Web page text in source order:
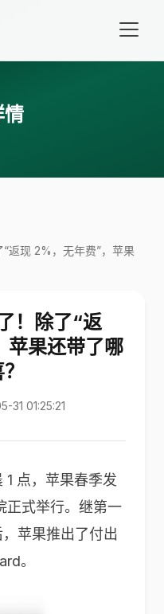
情
返现 2%，无年费”，苹果
！除了“返
苹果还带了哪
31 01:25:21
点，苹果春季发
正式举行。继第一
苹果推出了付出
。